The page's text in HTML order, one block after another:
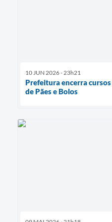
10 JUN 2026 - 23h21
Prefeitura encerra
de Pães e Bolos